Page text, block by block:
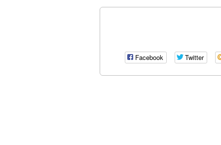
Facebook Twitter